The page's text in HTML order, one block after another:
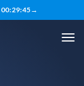
00:29:45→